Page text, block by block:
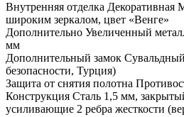
Внутренняя отделка Декоративная
широким зеркалом, цвет «Венге»
Дополнительно Увеличенный
мм
Дополнительный замок
безопасности, Турция)
Защита от снятия полотна
Конструкция Сталь 1,5 мм,
усиливающие 2 ребра жесткости